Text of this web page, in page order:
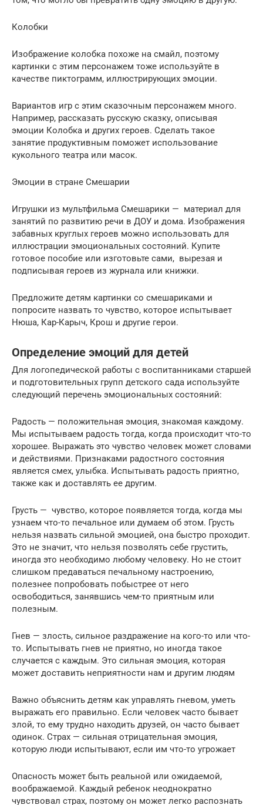
Колобки
Изображение колобка похоже на смайл, поэтому
картинки с этим персонажем тоже используйте в
качестве пиктограмм, иллюстрирующих эмоции.
Вариантов игр с этим сказочным персонажем много.
Например, рассказать русскую сказку, описывая
эмоции Колобка и других героев. Сделать такое
занятие продуктивным поможет использование
кукольного театра или масок.
Эмоции в стране Смешарии
Игрушки из мультфильма Смешарики — материал для
занятий по развитию речи в ДОУ и дома. Изображения
забавных круглых героев можно использовать для
иллюстрации эмоциональных состояний. Купите
готовое пособие или изготовьте сами, вырезая и
подписывая героев из журнала или книжки.
Предложите детям картинки со смешариками и
попросите назвать то чувство, которое испытывает
Нюша, Кар-Карыч, Крош и другие герои.
Определение эмоций для детей
Для логопедической работы с воспитанниками старшей
и подготовительных групп детского сада используйте
следующий перечень эмоциональных состояний:
Радость — положительная эмоция, знакомая каждому.
Мы испытываем радость тогда, когда происходит что-то
хорошее. Выражать это чувство человек может словами
и действиями. Признаками радостного состояния
является смех, улыбка. Испытывать радость приятно,
также как и доставлять ее другим.
Грусть — чувство, которое появляется тогда, когда мы
узнаем что-то печальное или думаем об этом. Грусть
нельзя назвать сильной эмоцией, она быстро проходит.
Это не значит, что нельзя позволять себе грустить,
иногда это необходимо любому человеку. Но не стоит
слишком предаваться печальному настроению,
полезнее попробовать побыстрее от него
освободиться, занявшись чем-то приятным или
полезным.
Гнев — злость, сильное раздражение на кого-то или что-
то. Испытывать гнев не приятно, но иногда такое
случается с каждым. Это сильная эмоция, которая
может доставить неприятности нам и другим людям
Важно объяснить детям как управлять гневом, уметь
выражать его правильно. Если человек часто бывает
злой, то ему трудно находить друзей, он часто бывает
одинок. Страх — сильная отрицательная эмоция,
которую люди испытывают, если им что-то угрожает
Опасность может быть реальной или ожидаемой,
воображаемой. Каждый ребенок неоднократно
чувствовал страх, поэтому он может легко распознать